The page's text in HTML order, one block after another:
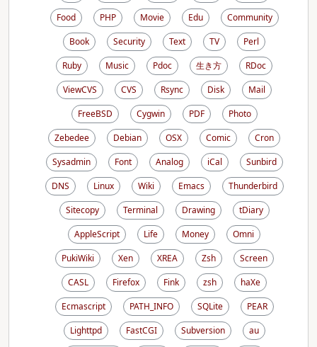
Food
PHP Movie Edu
Community
Book
Security Text TV
Perl
Ruby
Music Pdoc 生き方
RDoc
ViewCVS
CVS Rsync Disk
Mail
FreeBSD
Cygwin PDF
Photo
Zebedee
Debian OSX Comic
Cron
Sysadmin
Font Analog iCal
Sunbird
DNS
Linux Wiki Emacs
Thunderbird
Sitecopy
Terminal Drawing
tDiary
AppleScript
Life Money
Omni
PukiWiki
Xen XREA Zsh
Screen
CASL
Firefox Fink zsh
haXe
Ecmascript
PATH_INFO SQLite
PEAR
Lighttpd
FastCGI Subversion
au